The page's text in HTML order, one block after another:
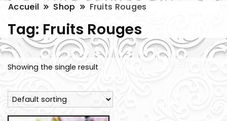
Accueil Shop Fruits Rouges
Tag: Fruits Rouges
Showing the single result